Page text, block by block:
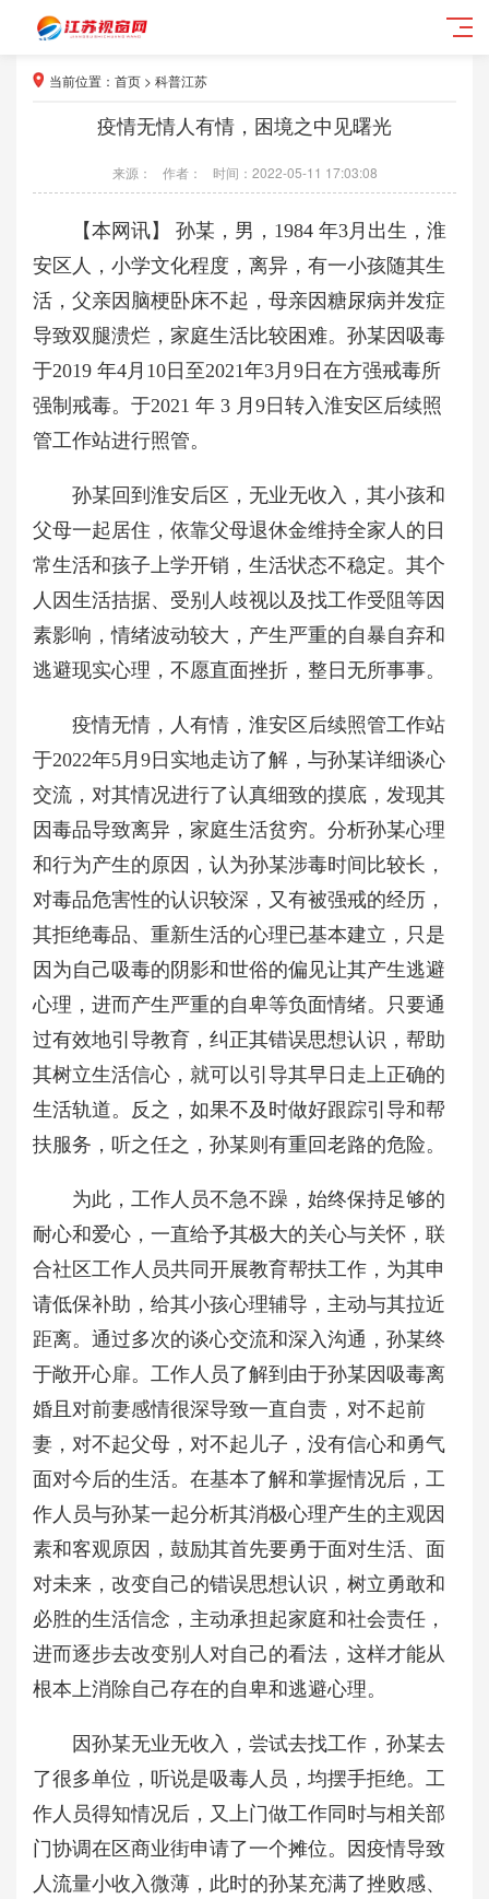
当前位置： 首页 > 科普江苏
疫情无情人有情，困境之中见曙光
来源： 作者： 时间：2022-05-11 17:03:08
【本网讯】 孙某，男，1984 年3月出生，淮
安区人，小学文化程度，离异，有一小孩随其生
活，父亲因脑梗卧床不起，母亲因糖尿病并发症
导致双腿溃烂，家庭生活比较困难。孙某因吸毒
于2019 年4月10日至2021年3月9日在方强戒毒所
强制戒毒。于2021 年 3 月9日转入淮安区后续照
管工作站进行照管。
孙某回到淮安后区，无业无收入，其小孩和
父母一起居住，依靠父母退休金维持全家人的日
常生活和孩子上学开销，生活状态不稳定。其个
人因生活拮据、受别人歧视以及找工作受阻等因
素影响，情绪波动较大，产生严重的自暴自弃和
逃避现实心理，不愿直面挫折，整日无所事事。
疫情无情，人有情，淮安区后续照管工作站
于2022年5月9日实地走访了解，与孙某详细谈心
交流，对其情况进行了认真细致的摸底，发现其
因毒品导致离异，家庭生活贫穷。分析孙某心理
和行为产生的原因，认为孙某涉毒时间比较长，
对毒品危害性的认识较深，又有被强戒的经历，
其拒绝毒品、重新生活的心理已基本建立，只是
因为自己吸毒的阴影和世俗的偏见让其产生逃避
心理，进而产生严重的自卑等负面情绪。只要通
过有效地引导教育，纠正其错误思想认识，帮助
其树立生活信心，就可以引导其早日走上正确的
生活轨道。反之，如果不及时做好跟踪引导和帮
扶服务，听之任之，孙某则有重回老路的危险。
为此，工作人员不急不躁，始终保持足够的
耐心和爱心，一直给予其极大的关心与关怀，联
合社区工作人员共同开展教育帮扶工作，为其申
请低保补助，给其小孩心理辅导，主动与其拉近
距离。通过多次的谈心交流和深入沟通，孙某终
于敞开心扉。工作人员了解到由于孙某因吸毒离
婚且对前妻感情很深导致一直自责，对不起前
妻，对不起父母，对不起儿子，没有信心和勇气
面对今后的生活。在基本了解和掌握情况后，工
作人员与孙某一起分析其消极心理产生的主观因
素和客观原因，鼓励其首先要勇于面对生活、面
对未来，改变自己的错误思想认识，树立勇敢和
必胜的生活信念，主动承担起家庭和社会责任，
进而逐步去改变别人对自己的看法，这样才能从
根本上消除自己存在的自卑和逃避心理。
因孙某无业无收入，尝试去找工作，孙某去
了很多单位，听说是吸毒人员，均摆手拒绝。工
作人员得知情况后，又上门做工作同时与相关部
门协调在区商业街申请了一个摊位。因疫情导致
人流量小收入微薄，此时的孙某充满了挫败感、